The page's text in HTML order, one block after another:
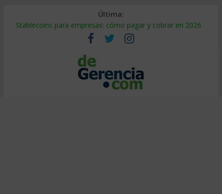
Última:
Stablecoins para empresas: cómo pagar y cobrar en 2026
Despido silencioso: qué es y por qué sale tan caro
IA en selección de personal: cómo auditarla a tiempo
Trabajo forzoso en la cadena de suministro: qué hacer
Mercado hispano de EE. UU.: cómo segmentarlo y venderle